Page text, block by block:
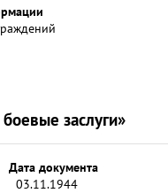
заслуги»
Дата документа
03.11.1944